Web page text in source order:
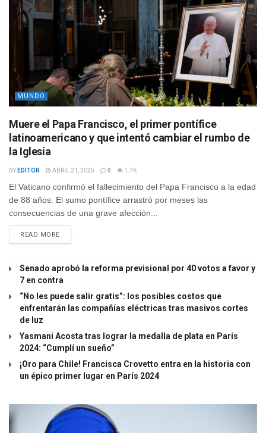
MUNDO
Muere el Papa Francisco, el primer pontífice
latinoamericano y que intentó cambiar el rumbo de
la Iglesia
BY EDITOR ABRIL 21, 2025 0 1.7K
El Vaticano confirmó el fallecimiento del Papa Francisco a la edad
de 88 años. El sumo pontífice arrastró por meses las
consecuencias de una grave afección...
READ MORE
Senado aprobó la reforma previsional por 40 votos a favor y
7 en contra
“No les puede salir gratis”: los posibles costos que
enfrentarán las compañías eléctricas tras masivos cortes
de luz
Yasmani Acosta tras lograr la medalla de plata en París
2024: “Cumplí un sueño”
¡Oro para Chile! Francisca Crovetto entra en la historia con
un épico primer lugar en París 2024